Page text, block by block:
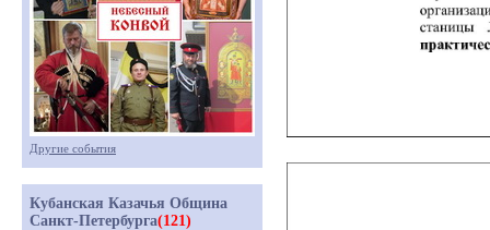
Другие события
Кубанская Казачья Община
Санкт-Петербурга(121)